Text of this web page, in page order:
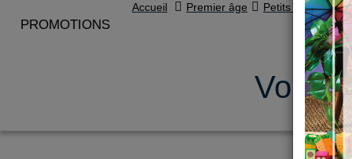
PROMOTIONS
Accueil Premier âge Petits bolides